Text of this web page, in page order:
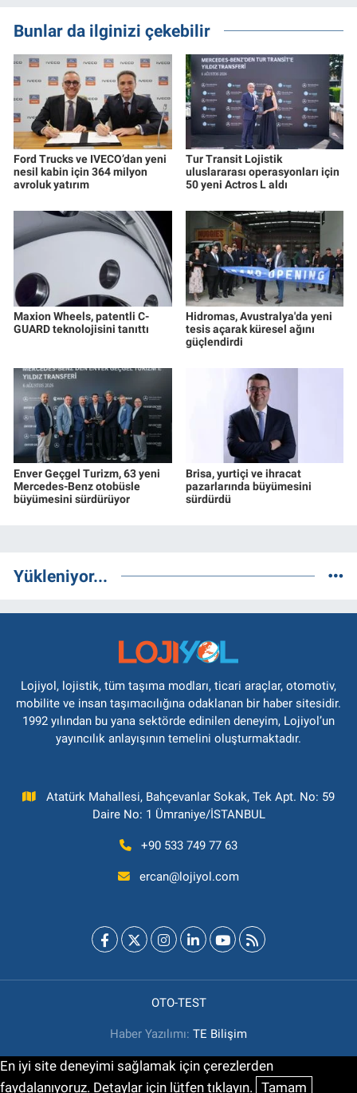
Bunlar da ilginizi çekebilir
Ford Trucks ve IVECO’dan yeni
nesil kabin için 364 milyon
avroluk yatırım
Tur Transit Lojistik
uluslararası operasyonları için
50 yeni Actros L aldı
Maxion Wheels, patentli C-
GUARD teknolojisini tanıttı
Hidromas, Avustralya'da yeni
tesis açarak küresel ağını
güçlendirdi
Enver Geçgel Turizm, 63 yeni
Mercedes-Benz otobüsle
büyümesini sürdürüyor
Brisa, yurtiçi ve ihracat
pazarlarında büyümesini
sürdürdü
Yükleniyor...
Lojiyol, lojistik, tüm taşıma modları, ticari araçlar, otomotiv,
mobilite ve insan taşımacılığına odaklanan bir haber sitesidir.
1992 yılından bu yana sektörde edinilen deneyim, Lojiyol’un
yayıncılık anlayışının temelini oluşturmaktadır.
Atatürk Mahallesi, Bahçevanlar Sokak, Tek Apt. No: 59
Daire No: 1 Ümraniye/İSTANBUL
+90 533 749 77 63
ercan@lojiyol.com
OTO-TEST
Haber Yazılımı: TE Bilişim
En iyi site deneyimi sağlamak için çerezlerden
faydalanıyoruz. Detaylar için lütfen tıklayın. Tamam